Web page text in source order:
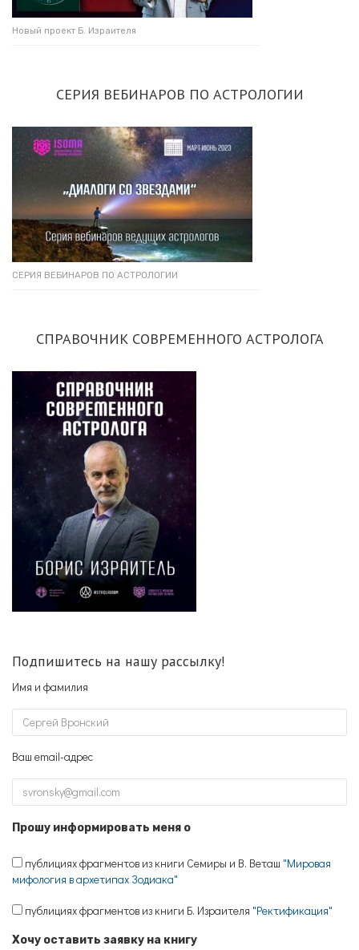
Новый проект Б. Израителя
СЕРИЯ ВЕБИНАРОВ ПО АСТРОЛОГИИ
СЕРИЯ ВЕБИНАРОВ ПО АСТРОЛОГИИ
СПРАВОЧНИК СОВРЕМЕННОГО АСТРОЛОГА
Подпишитесь на нашу рассылку!
Имя и фамилия
Ваш email-адрес
Прошу информировать меня о
публициях фрагментов из книги Семиры и В. Веташ "Мировая
мифология в архетипах Зодиака"
публициях фрагментов из книги Б. Израителя "Ректификация"
Хочу оставить заявку на книгу